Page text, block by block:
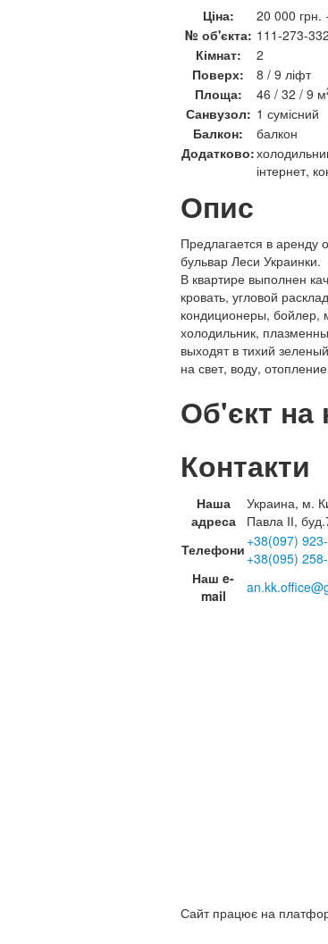
Ціна:
20 000 грн.
№ об'єкта: 111-273-332
Кімнат:
2
Поверх:
8 / 9 ліфт
Площа:
46 / 32 / 9 м
Санвузол: 1 сумісний
Балкон:
балкон
Додатково:
інтернет,
Опис
Предлагается в аренду
бульвар Леси Украинки.
В квартире выполнен
кровать, угловой
кондиционеры, бойлер,
холодильник,
выходят в тихий
на свет, воду,
Об'єкт на
Контакти
Наша
адреса
Украина, м.
Павла ІІ,
Телефони +38(097)
+38(095)
Наш e-
mail
Сайт працює на